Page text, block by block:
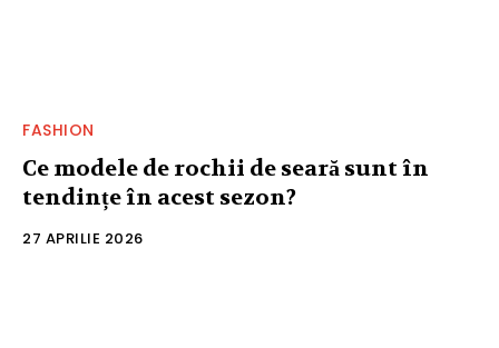
FASHION
Ce modele de rochii de seară sunt în
tendințe în acest sezon?
27 APRILIE 2026